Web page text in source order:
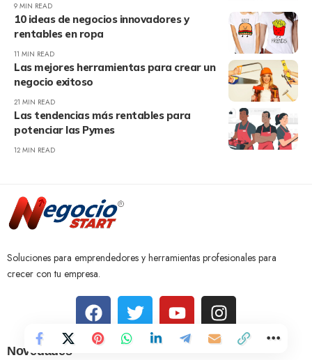
9 MIN READ
10 ideas de negocios innovadores y
rentables en ropa
11 MIN READ
Las mejores herramientas para crear un
negocio exitoso
21 MIN READ
Las tendencias más rentables para
potenciar las Pymes
12 MIN READ
Soluciones para emprendedores y herramientas profesionales para
crecer con tu empresa.
Novedades